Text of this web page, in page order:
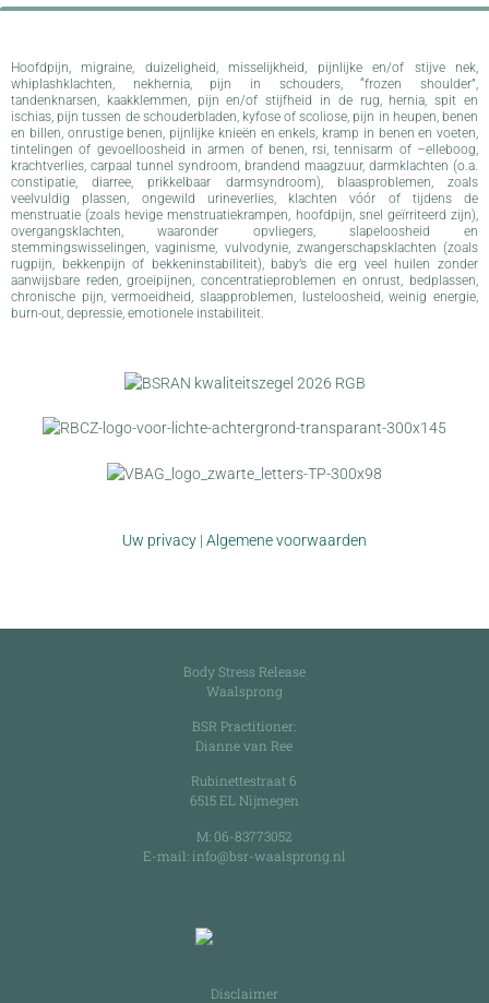
Hoofdpijn, migraine, duizeligheid, misselijkheid, pijnlijke en/of stijve nek,
whiplashklachten, nekhernia, pijn in schouders, “frozen shoulder”,
tandenknarsen, kaakklemmen, pijn en/of stijfheid in de rug, hernia, spit en
ischias, pijn tussen de schouderbladen, kyfose of scoliose, pijn in heupen, benen
en billen, onrustige benen, pijnlijke knieën en enkels, kramp in benen en voeten,
tintelingen of gevoelloosheid in armen of benen, rsi, tennisarm of –elleboog,
krachtverlies, carpaal tunnel syndroom, brandend maagzuur, darmklachten (o.a.
constipatie, diarree, prikkelbaar darmsyndroom), blaasproblemen, zoals
veelvuldig plassen, ongewild urineverlies, klachten vóór of tijdens de
menstruatie (zoals hevige menstruatiekrampen, hoofdpijn, snel geïrriteerd zijn),
overgangsklachten, waaronder opvliegers, slapeloosheid en
stemmingswisselingen, vaginisme, vulvodynie, zwangerschapsklachten (zoals
rugpijn, bekkenpijn of bekkeninstabiliteit), baby’s die erg veel huilen zonder
aanwijsbare reden, groeipijnen, concentratieproblemen en onrust, bedplassen,
chronische pijn, vermoeidheid, slaapproblemen, lusteloosheid, weinig energie,
burn-out, depressie, emotionele instabiliteit.
Uw privacy | Algemene voorwaarden
Body Stress Release
Waalsprong
BSR Practitioner:
Dianne van Ree
Rubinettestraat 6
6515 EL Nijmegen
M:06-83773052
E-mail: info@bsr-waalsprong.nl
Disclaimer